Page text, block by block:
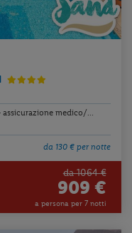
medico/...
da 130 € per notte
da 1064 €
909 €
a persona per 7 notti